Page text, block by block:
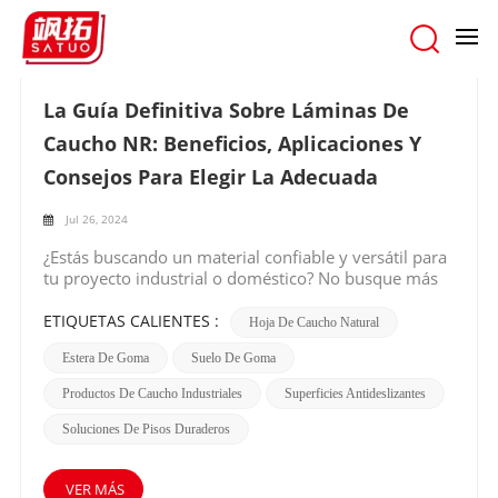
La Guía Definitiva Sobre Láminas De
Caucho NR: Beneficios, Aplicaciones Y
Consejos Para Elegir La Adecuada
Jul 26, 2024
¿Estás buscando un material confiable y versátil para
tu proyecto industrial o doméstico? No busque más
caucho natural, estas láminas ofrecen una amplia
publicación de blog, analizaremos las ventajas de las
láminas de caucho NR, sus diversas aplicaciones y
cómo elegir la adecuada para sus
necesidades.Beneficios de las láminas de caucho
NR son conocidas por su excepcional durabilidad.
Pueden soportar cargas pesadas, abrasión y
ETIQUETAS CALIENTES : Hoja De Caucho Natural
Estera De Goma Suelo De Goma
Productos De Caucho Industriales Superficies Antideslizantes
Soluciones De Pisos Duraderos
VER MÁS